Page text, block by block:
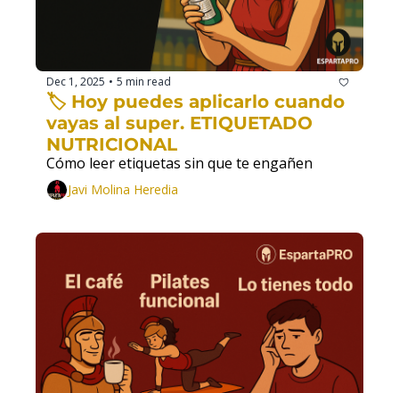
Dec 1, 2025 • 5 min read
🏷️ Hoy puedes aplicarlo cuando
vayas al super. ETIQUETADO
NUTRICIONAL
Cómo leer etiquetas sin que te engañen
Javi Molina Heredia